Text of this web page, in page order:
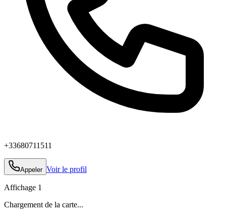
+33680711511
Appeler Voir le profil
Affichage 1
Chargement de la carte...